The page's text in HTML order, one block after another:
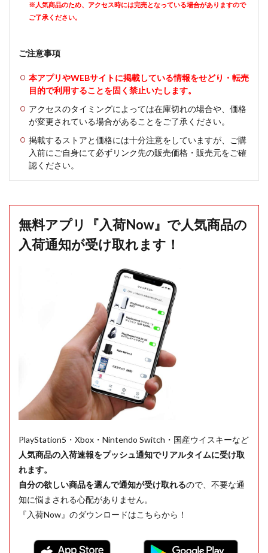
※人気商品のため、アクセス時には完売となっている場合がありますので
ご了承ください。
ご注意事項
本アプリやWEBサイトに掲載している情報をせどり・転売
目的で利用することを固く禁止いたします。
アクセスのタイミングによっては在庫切れの場合や、価格
が変更されている場合があることをご了承ください。
掲載するストアと価格には十分注意をしていますが、ご購
入前にご自身にて必ずリンク先の販売価格・販売元をご確
認ください。
無料アプリ『入荷Now』で人気商品の
入荷通知が受け取れます！
PlayStation5・Xbox・Nintendo Switch・国産ウイスキーなど
人気商品の入荷速報をプッシュ通知でリアルタイムに受け取
れます。
自分の欲しい商品を選んで通知が受け取れるので、不要な通
知に悩まされる心配がありません。
『入荷Now』のダウンロードはこちらから！